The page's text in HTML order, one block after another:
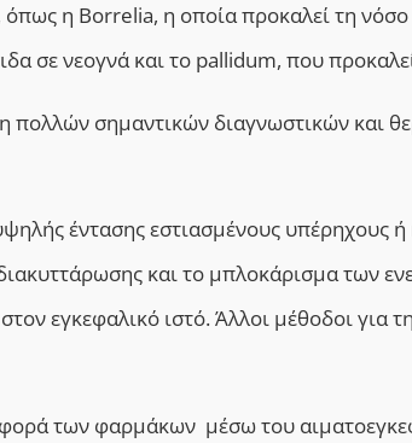
όπως η Borrelia, η οποία προκαλεί τη
σε νεογνά και το pallidum, που
σημαντικών διαγνωστικών και
έντασης εστιασμένους υπέρηχους
καιτο μπλοκάρισμα των
εγκεφαλικό ιστό. Άλλοι μέθοδοι για
των φαρμάκων μέσω του